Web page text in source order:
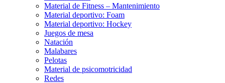
Material de Fitness – Mantenimiento
Material deportivo: Foam
Material deportivo: Hockey
Juegos de mesa
Natación
Malabares
Pelotas
Material de psicomotricidad
Redes